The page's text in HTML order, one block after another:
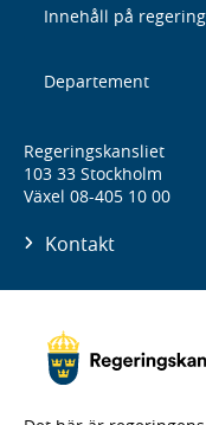
Innehåll på
Departement
Regeringskansliet
103 33 Stockholm
Växel 08-405 10 00
Kontakt